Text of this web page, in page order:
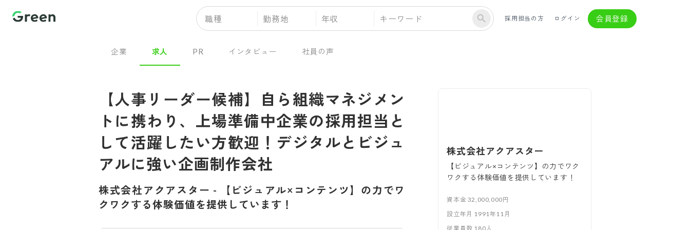
職種 勤務地 年収 採用担当の方 ログイン 会員登録
企業 求人 PR インタビュー 社員の声
【人事リーダー候補】自ら組織マネジメン
トに携わり、上場準備中企業の採用担当と
して活躍したい方歓迎！デジタルとビジュ
アルに強い企画制作会社
株式会社アクアスター -
【ビジュアル×コンテンツ】の力でワ
クワクする体験価値を提供しています！
株式会社アクアスター
【ビジュアル×コンテンツ】の力でワク
ワクする体験価値を提供しています！
資本金 32,000,000円
設立年月 1991年11月
従業員数 180 人